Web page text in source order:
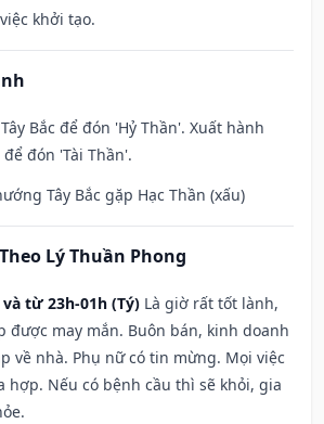
khởi tạo.
Bắc để đón 'Hỷ Thần'. Xuất hành
đón 'Tài Thần'.
Tây Bắc gặp Hạc Thần (xấu)
Lý Thuần Phong
từ 23h-01h (Tý) Là giờ rất tốt lành,
được may mắn. Buôn bán, kinh doanh
về nhà. Phụ nữ có tin mừng. Mọi việc
hợp. Nếu có bệnh cầu thì sẽ khỏi, gia